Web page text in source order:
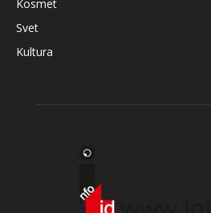
Kosmet
Svet
Kultura